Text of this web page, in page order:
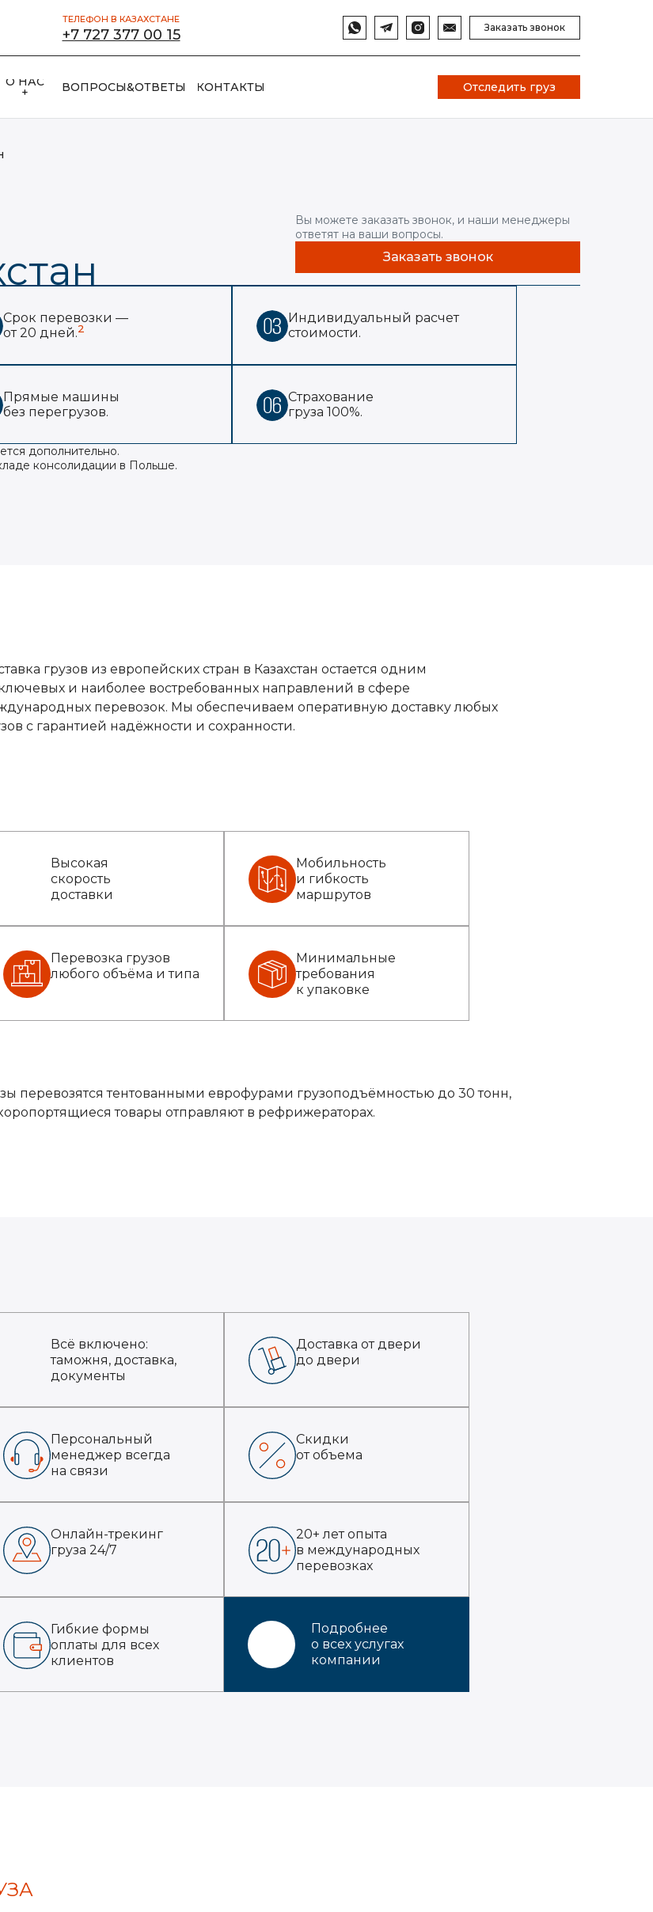
Отследить груз
+7 727 377 00 15
ТЕЛЕФОН В КАЗАХСТАНЕ
Заказать звонок
О НАС
+ ВОПРОСЫ&ОТВЕТЫ КОНТАКТЫ
Срок перевозки —
от 20 дней.2
Индивидуальный расчет
стоимости.
Прямые машины
без перегрузов.
Страхование
груза 100%.
дополнительно.
консолидации в Польше.
Вы можете заказать звонок, и наши менеджеры
ответят на ваши вопросы.
Заказать звонок
грузов из европейских стран в Казахстан остается одним
и наиболее востребованных направлений в сфере
перевозок. Мы обеспечиваем оперативную доставку любых
с гарантией надёжности и сохранности.
Высокая
скорость
доставки
Мобильность
и гибкость
маршрутов
Перевозка грузов
любого объёма и типа
Минимальные
требования
к упаковке
перевозятся тентованными еврофурами грузоподъёмностью до 30 тонн,
товары отправляют в рефрижераторах.
Всё включено:
таможня, доставка,
документы
Доставка от двери
до двери
Персональный
менеджер всегда
на связи
Скидки
от объема
Онлайн-трекинг
груза 24/7
20+ лет опыта
в международных
перевозках
Гибкие формы
оплаты для всех
клиентов
Подробнее
о всех услугах
компании